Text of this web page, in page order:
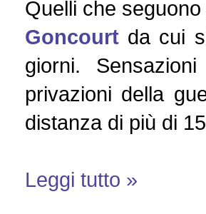
Quelli che
Goncourt da cui
giorni.
privazioni della
distanza di più di
Leggi tutto »